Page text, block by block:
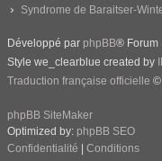
Syndrome de Baraitser-
Développé par phpBB® Forum
Style we_clearblue created by
Traduction française officielle ©
phpBB SiteMaker
Optimized by: phpBB SEO
Confidentialité
Conditions